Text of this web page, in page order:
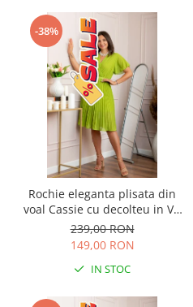
-38%
Rochie eleganta plisata din
voal Cassie cu decolteu in V -
Verde lime
239,00 RON
149,00 RON
IN STOC